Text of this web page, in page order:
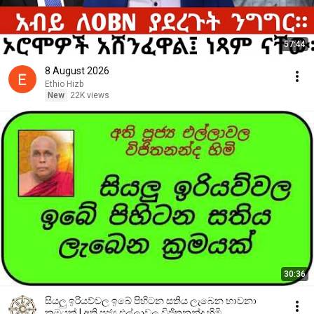
57:44
8 August 2026
Ethio Hizb
New
22K views
30:36
සියලු ඉරියව්වල ඉබේ පිහිටන සතිය ලැබෙන භාවනා